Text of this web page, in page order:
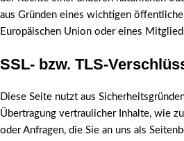
aus Gründen eines wichtigen
Europäischen Union oder eines
SSL- bzw. TLS-
Diese Seite nutzt aus
Übertragung vertraulicher Inhalte, wie
oder Anfragen, die Sie an uns als